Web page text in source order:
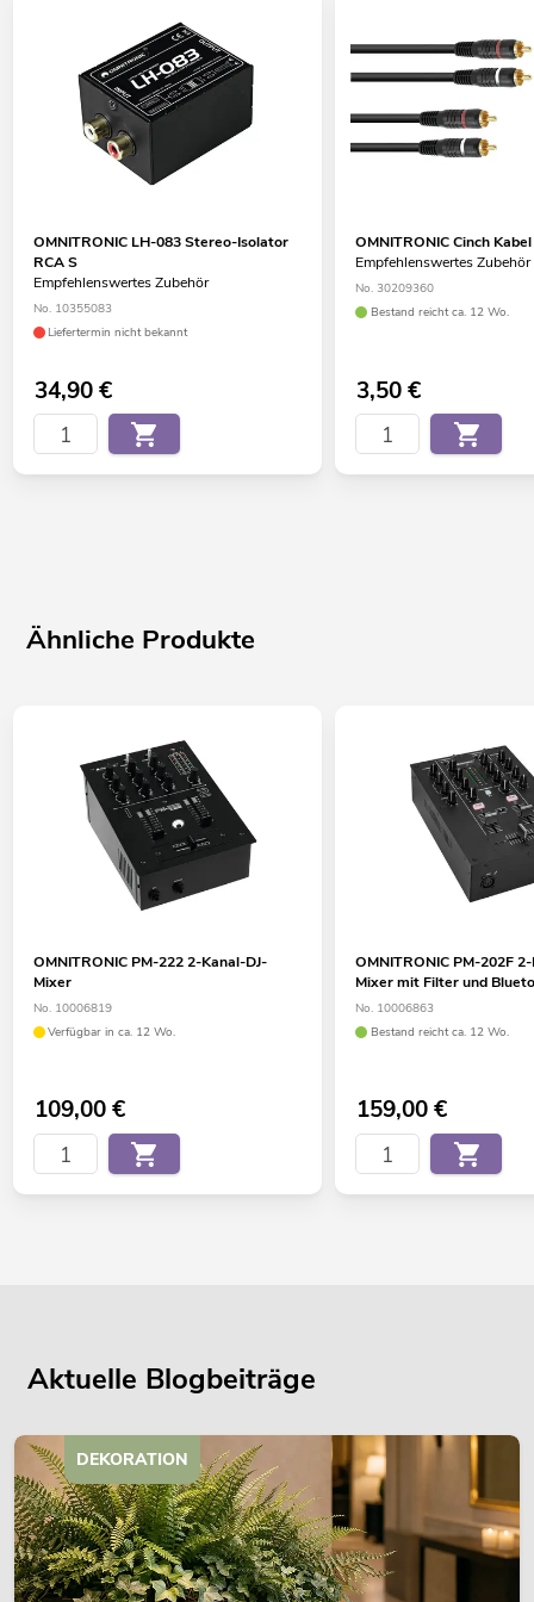
OMNITRONIC LH-083 Stereo-Isolator
RCA S
Empfehlenswertes Zubehör
No. 10355083
Liefertermin nicht bekannt
34,90€
OMNITRONIC Cinch
Empfehlenswertes Zubehör
No. 30209360
Bestand reicht ca. 12 Wo.
3,50€
Ähnliche Produkte
OMNITRONIC PM-222 2-Kanal-DJ-
Mixer
No. 10006819
Verfügbar in ca. 12 Wo.
109,00€
OMNITRONIC PM-202F
Mixer mit Filter und
No. 10006863
Bestand reicht ca. 12 Wo.
159,00€
Aktuelle Blogbeiträge
DEKORATION